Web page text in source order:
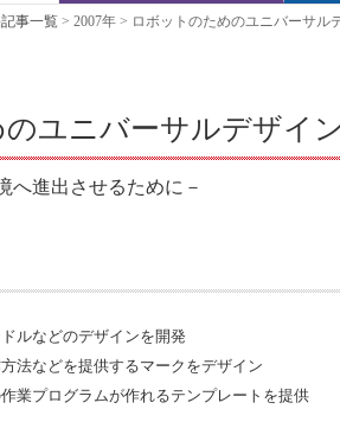
事一覧 > 2007年 > ロボットのためのユニバーサル
ユニバーサルデザイン
へ進出させるために－
ルなどのデザインを開発
法などを提供するマークをデザイン
業プログラムが作れるテンプレートを提供